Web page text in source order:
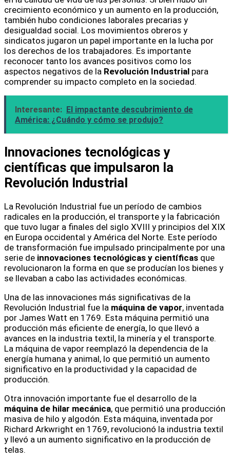
crecimiento económico y un aumento en la producción,
también hubo condiciones laborales precarias y
desigualdad social. Los movimientos obreros y
sindicatos jugaron un papel importante en la lucha por
los derechos de los trabajadores. Es importante
reconocer tanto los avances positivos como los
aspectos negativos de la Revolución Industrial para
comprender su impacto completo en la sociedad.
Interesante: El impactante descubrimiento de
América: ¿Cuándo y cómo se produjo?
Innovaciones tecnológicas y
científicas que impulsaron la
Revolución Industrial
La Revolución Industrial fue un período de cambios
radicales en la producción, el transporte y la fabricación
que tuvo lugar a finales del siglo XVIII y principios del XIX
en Europa occidental y América del Norte. Este período
de transformación fue impulsado principalmente por una
serie de innovaciones tecnológicas y científicas que
revolucionaron la forma en que se producían los bienes y
se llevaban a cabo las actividades económicas.
Una de las innovaciones más significativas de la
Revolución Industrial fue la máquina de vapor, inventada
por James Watt en 1769. Esta máquina permitió una
producción más eficiente de energía, lo que llevó a
avances en la industria textil, la minería y el transporte.
La máquina de vapor reemplazó la dependencia de la
energía humana y animal, lo que permitió un aumento
significativo en la productividad y la capacidad de
producción.
Otra innovación importante fue el desarrollo de la
máquina de hilar mecánica, que permitió una producción
masiva de hilo y algodón. Esta máquina, inventada por
Richard Arkwright en 1769, revolucionó la industria textil
y llevó a un aumento significativo en la producción de
telas.